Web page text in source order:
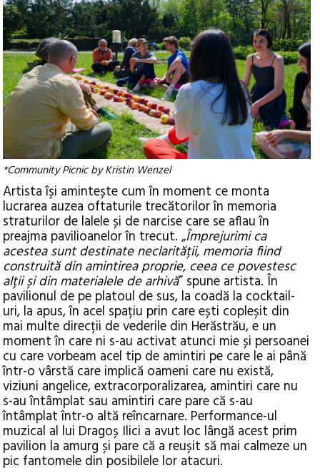
*Community Picnic by Kristin Wenzel
Artista își amintește cum în moment ce monta
lucrarea auzea oftaturile trecătorilor în memoria
straturilor de lalele și de narcise care se aflau în
preajma pavilioanelor în trecut. „Împrejurimi ca
acestea sunt destinate neclarității, memoria fiind
construită din amintirea proprie, ceea ce povestesc
alții și din materialele de arhivă” spune artista. În
pavilionul de pe platoul de sus, la coadă la cocktail-
uri, la apus, în acel spațiu prin care ești copleșit din
mai multe direcții de vederile din Herăstrău, e un
moment în care ni s-au activat atunci mie și persoanei
cu care vorbeam acel tip de amintiri pe care le ai până
într-o vârstă care implică oameni care nu există,
viziuni angelice, extracorporalizarea, amintiri care nu
s-au întâmplat sau amintiri care pare că s-au
întâmplat într-o altă reîncarnare. Performance-ul
muzical al lui Dragoș Ilici a avut loc lângă acest prim
pavilion la amurg și pare că a reușit să mai calmeze un
pic fantomele din posibilele lor atacuri.